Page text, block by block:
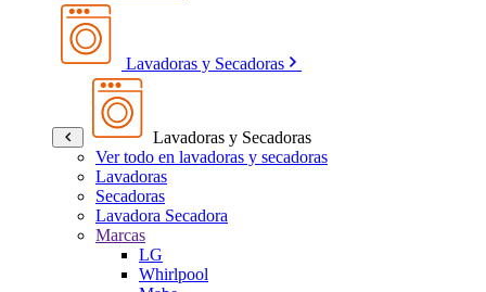
Lavadoras y Secadoras
Lavadoras y Secadoras
Ver todo en lavadoras y secadoras
Lavadoras
Secadoras
Lavadora Secadora
Marcas
LG
Whirlpool